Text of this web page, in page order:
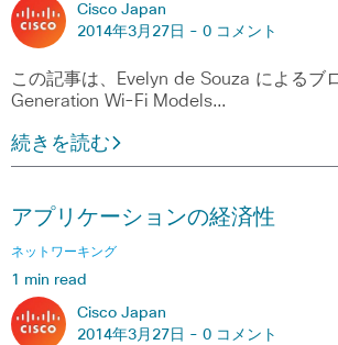
Cisco Japan
2014年3月27日 - 0 コメント
この記事は、Evelyn de Souza によるブ
Generation Wi-Fi Models…
続きを読む
アプリケーションの経済性
ネットワーキング
1 min read
Cisco Japan
2014年3月27日 - 0 コメント